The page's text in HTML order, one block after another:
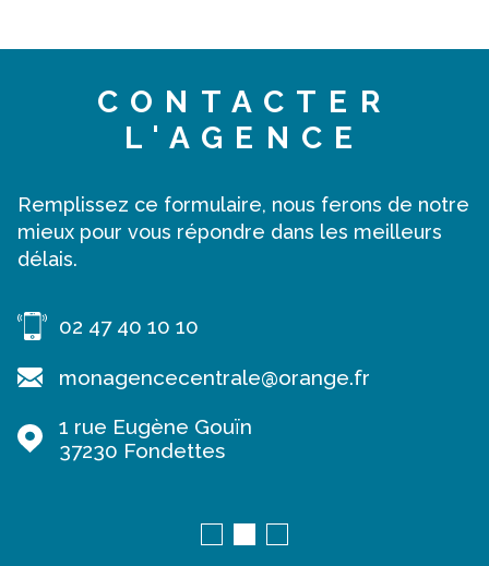
CONTACTER
L'AGENCE
Remplissez ce formulaire, nous ferons de notre
mieux pour vous répondre dans les meilleurs
délais.
02 47 40 10 10
monagencecentrale@orange.fr
1 rue Eugène Gouïn
37230
Fondettes